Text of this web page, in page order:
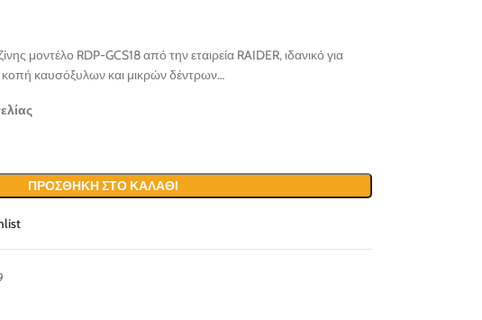
μοντέλο RDP-GCS18 από την εταιρεία RAIDER, ιδανικό για
κοπή καυσόξυλων και μικρών δέντρων…
ΠΡΟΣΘΉΚΗ ΣΤΟ ΚΑΛΆΘΙ